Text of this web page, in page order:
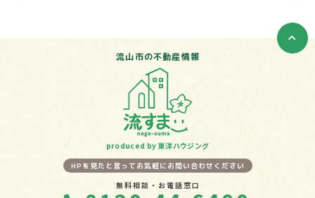
流山市の不動産情報
produced by 東洋ハウジング
HPを見たと言ってお気軽にお問い合わせください
無料相談・お電話窓口